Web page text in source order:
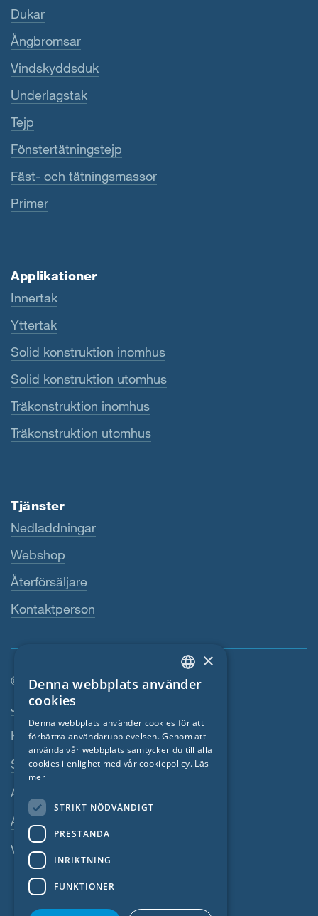
Dukar
Ångbromsar
Vindskyddsduk
Underlagstak
Tejp
Fönstertätningstejp
Fäst- och tätningsmassor
Primer
Applikationer
Innertak
Yttertak
Solid konstruktion inomhus
Solid konstruktion utomhus
Träkonstruktion inomhus
Träkonstruktion utomhus
Tjänster
Nedladdningar
Webshop
Återförsäljare
Kontaktperson
© SIGA 2026
Footer-navigation
Jobb
Kontakta
Sekretesspolicy
Avtryck
Allmänna villkor
Visselblasarsystem
ENGLISH
FRENCH
CZECH
×
Denna webbplats använder
cookies
Denna webbplats använder cookies för att
förbättra användarupplevelsen. Genom att
använda vår webbplats samtycker du till alla
cookies i enlighet med vår cookiepolicy. Läs
mer
STRIKT NÖDVÄNDIGT
PRESTANDA
INRIKTNING
FUNKTIONER